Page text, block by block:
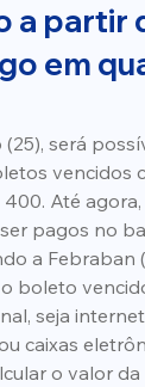
a partir
em
será
vencidos
Até
pagos no
a Febraban
o boleto
seja
caixas
o valor da